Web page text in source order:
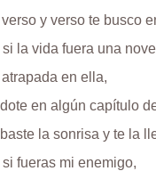
verso y verso te busco
la vida fuera una
en ella,
en algún capítulo
la sonrisa y te la
fueras mi enemigo,